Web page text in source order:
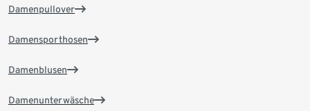
Damenpullover
Damensporthosen
Damenblusen
Damenunterwäsche